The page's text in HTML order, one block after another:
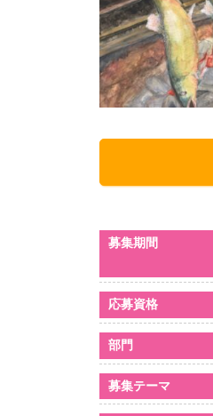
募集期間
応募資格
部門
募集テーマ